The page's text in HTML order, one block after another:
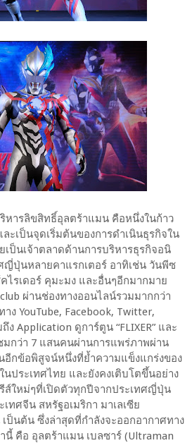
หารลิขสิทธิ์อุลตร้าแมน คือหนึ่งในก้าว
ะเป็นจุดเริ่มต้นของการดำเนินธุรกิจใน
เป็นเจ้าตลาดด้านการบริหารธุรกิจอนิ
ญี่ปุ่นหลายคาแรกเตอร์ อาทิเช่น วันพีซ
รเดอร์ คุมะมง และอื่นๆอีกมากมาย
ผ่านช่องทางออนไลน์รวมมากกว่า
ง YouTube, Facebook, Twitter,
ง Application ดูการ์ตูน “FLIXER” และ
กว่า 7 แสนคนผ่านการแพร่ภาพผ่าน
อีกข้อพิสูจน์หนึ่งที่ย้ำความแข็งแกร่งของ
นประเทศไทย และยังคงเติบโตขึ้นอย่าง
ส์ใหม่ๆที่เปิดตัวทุกปีจากประเทศญี่ปุ่น
ทศจีน สหรัฐอเมริกา มาเลเซีย
ป็นต้น ซึ่งล่าสุดที่กำลังจะออกอากาศทาง
นี้ คือ อุลตร้าแมน เบลซาร์ (Ultraman